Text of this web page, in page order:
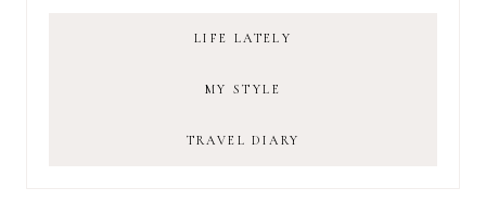
LIFE LATELY
MY STYLE
TRAVEL DIARY